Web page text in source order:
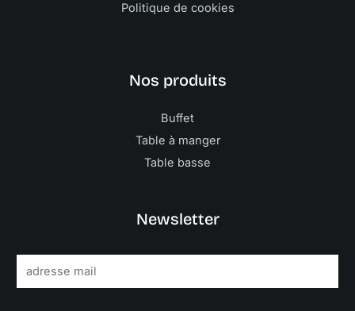
Politique de cookies
Nos produits
Buffet
Table à manger
Table basse
Newsletter
m